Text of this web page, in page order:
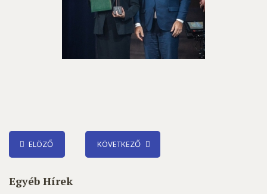
ELÖZŐ KÖVETKEZŐ
Egyéb Hírek